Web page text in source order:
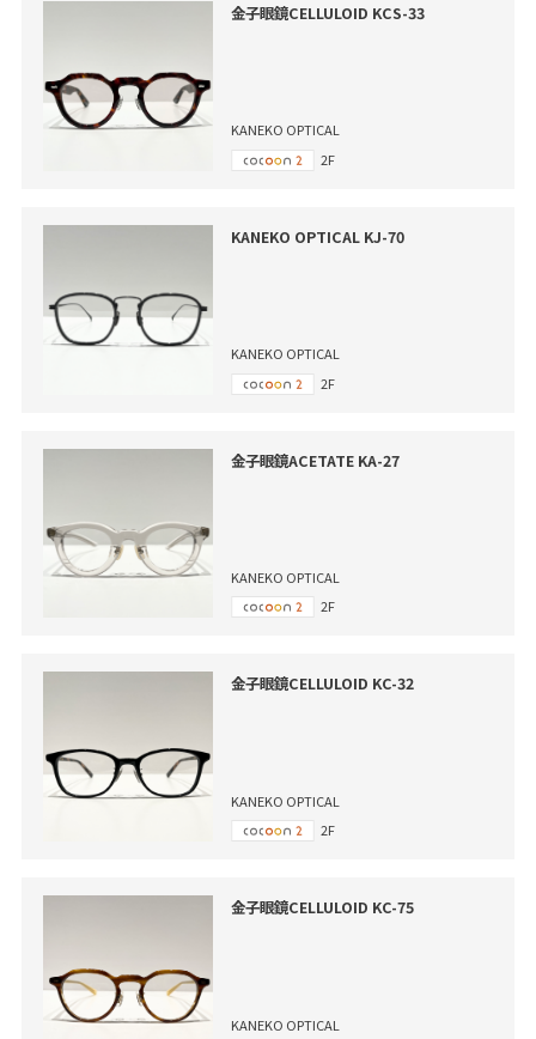
金子眼鏡CELLULOID KCS-33
KANEKO OPTICAL
2F
KANEKO OPTICAL KJ-70
KANEKO OPTICAL
2F
金子眼鏡ACETATE KA-27
KANEKO OPTICAL
2F
金子眼鏡CELLULOID KC-32
KANEKO OPTICAL
2F
金子眼鏡CELLULOID KC-75
KANEKO OPTICAL